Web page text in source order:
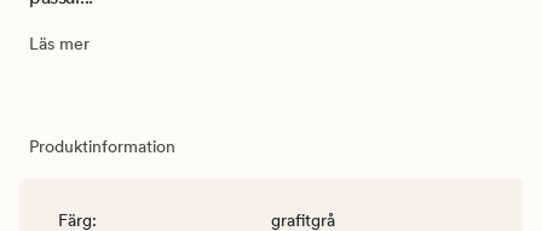
Läs mer
Produktinformation
Färg: grafitgrå